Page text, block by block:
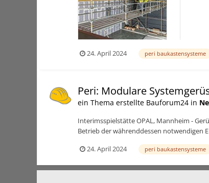
24. April 2024 peri baukastensysteme
Peri: Modulare
ein Thema erstellte Bauforum24 in
Interimsspielstätte OPAL, Mannheim -
Betrieb der währenddessen notwendigen
24. April 2024
peri baukastensysteme